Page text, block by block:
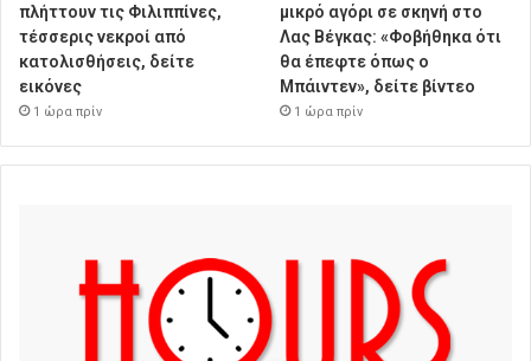
πλήττουν τις Φιλιππίνες,
τέσσερις νεκροί από
κατολισθήσεις, δείτε
εικόνες
1 ώρα πρίν
μικρό αγόρι σε σκηνή στο
Λας Βέγκας: «Φοβήθηκα ότι
θα έπεφτε όπως ο
Μπάιντεν», δείτε βίντεο
1 ώρα πρίν